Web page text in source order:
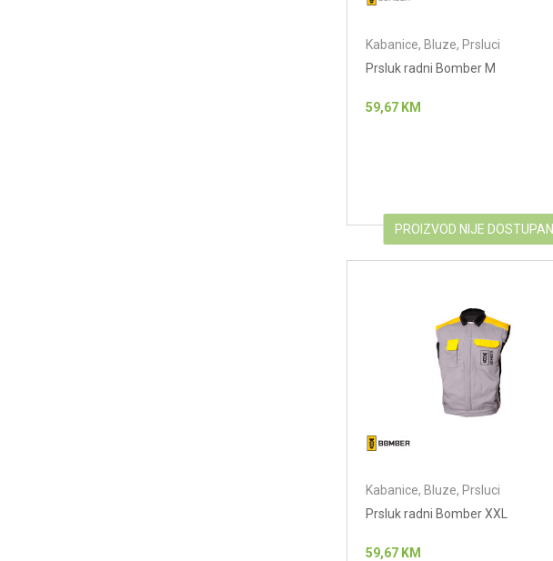
Kabanice, Bluze, Prsluci
Prsluk radni Bomber M
59,67 KM
PROIZVOD NIJE DOSTUPAN
Kabanice, Bluze, Prsluci
Prsluk radni Bomber XXL
59,67 KM